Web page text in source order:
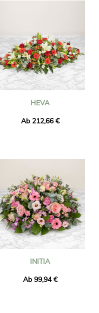
HEVA
Ab 212,66 €
INITIA
Ab 99,94 €